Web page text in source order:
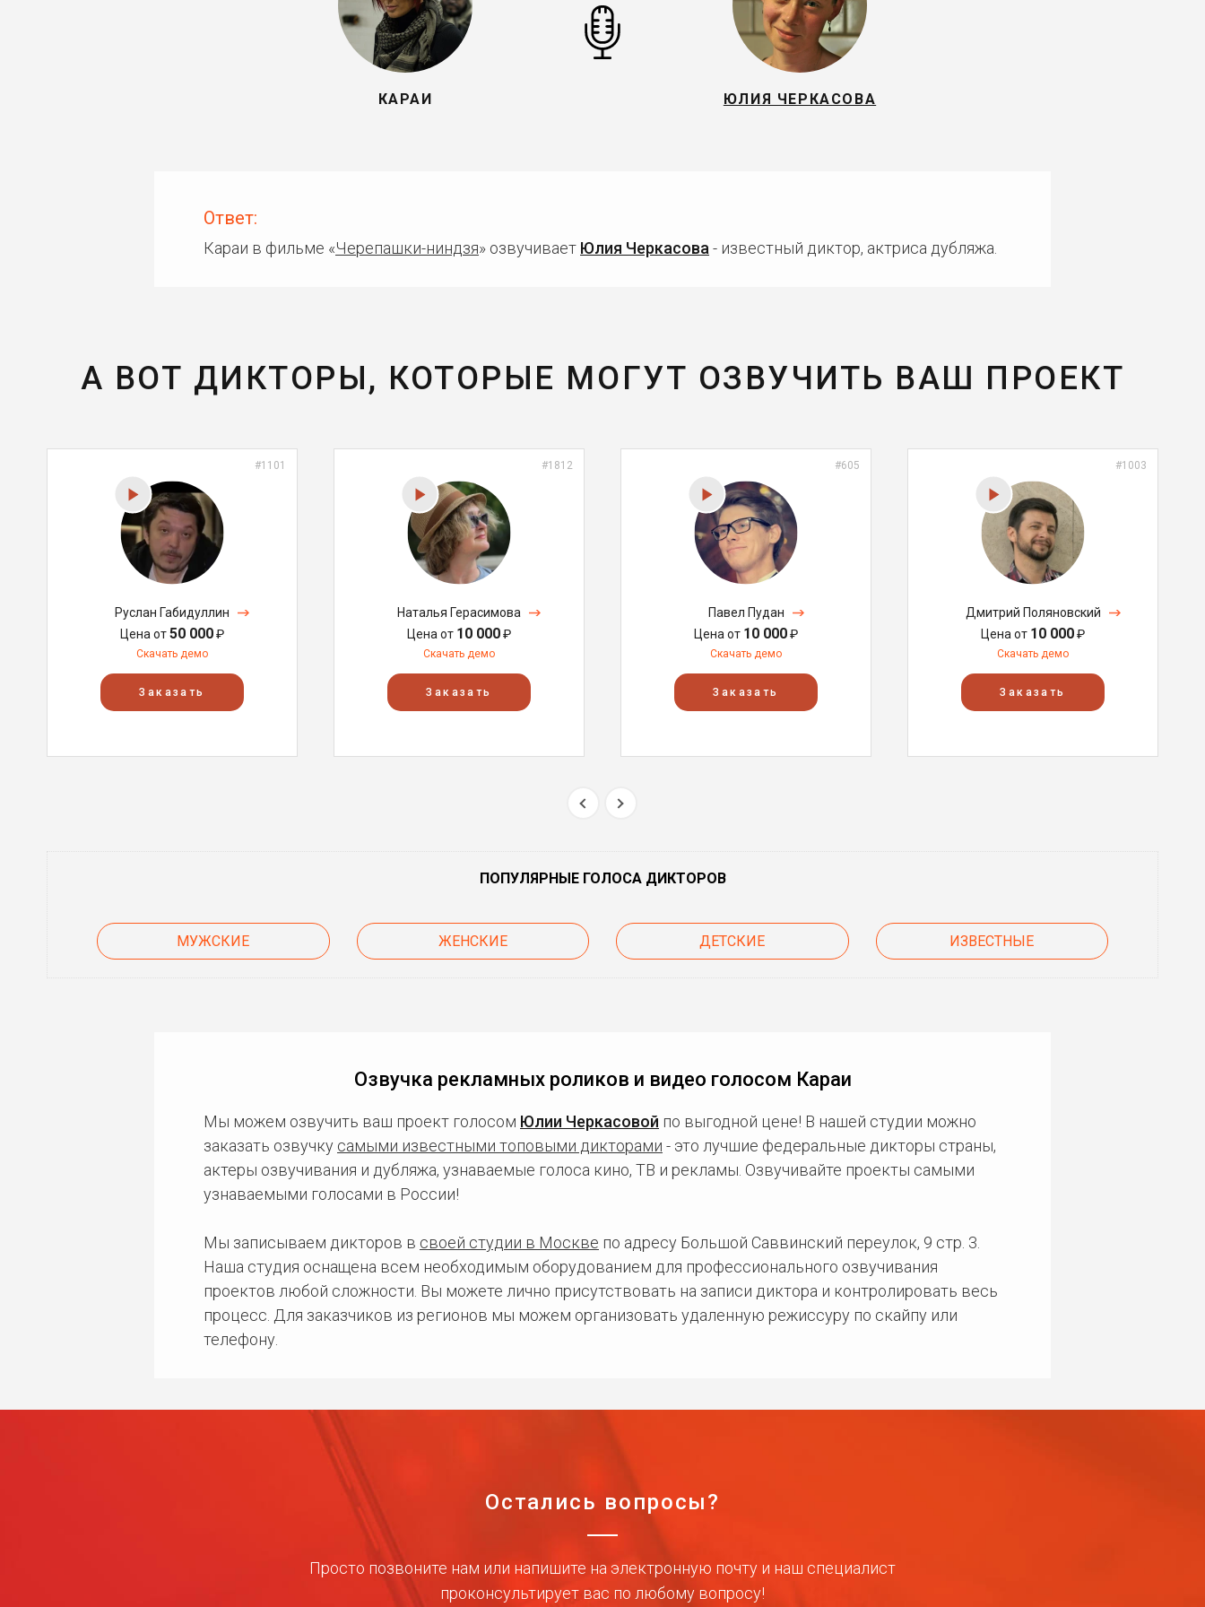
КАРАИ ЮЛИЯ ЧЕРКАСОВА
Ответ:
Караи в фильме «Черепашки-ниндзя» озвучивает Юлия Черкасова - известный диктор, актриса дубляжа.
А ВОТ ДИКТОРЫ, КОТОРЫЕ МОГУТ ОЗВУЧИТЬ ВАШ ПРОЕКТ
#1101
Руслан Габидуллин
Цена от50 000₽
Скачать демо
Заказать
#1812
Наталья Герасимова
Цена от 10 000₽
Скачать демо
Заказать
#605
Павел Пудан
Цена от 10 000₽
Скачать демо
Заказать
#1003
Дмитрий Поляновский
Цена от 10 000₽
Скачать демо
Заказать
ПОПУЛЯРНЫЕ ГОЛОСА ДИКТОРОВ
МУЖСКИЕ ЖЕНСКИЕ ДЕТСКИЕ ИЗВЕСТНЫЕ
Озвучка рекламных роликов и видео голосом Караи
Мы можем озвучить ваш проект голосом Юлии Черкасовой по выгодной цене! В нашей студии можно
заказать озвучку самыми известными топовыми дикторами - это лучшие федеральные дикторы страны,
актеры озвучивания и дубляжа, узнаваемые голоса кино, ТВ и рекламы. Озвучивайте проекты самыми
узнаваемыми голосами в России!
Мы записываем дикторов в своей студии в Москве по адресу Большой Саввинский переулок, 9 стр. 3.
Наша студия оснащена всем необходимым оборудованием для профессионального озвучивания
проектов любой сложности. Вы можете лично присутствовать на записи диктора и контролировать весь
процесс. Для заказчиков из регионов мы можем организовать удаленную режиссуру по скайпу или
телефону.
Остались вопросы?
Просто позвоните нам или напишите на электронную почту и наш специалист
проконсультирует вас по любому вопросу!